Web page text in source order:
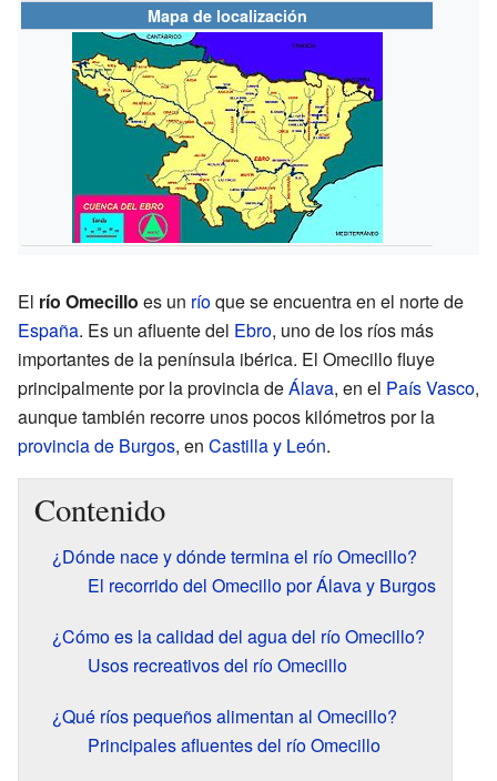
Mapa de localización
El río Omecillo es un ríoque se encuentra en el norte de
España. Es un afluente del Ebro, uno de los ríos más
importantes de la península ibérica. El Omecillo fluye
principalmente por la provincia deÁlava, en el País Vasco,
aunque también recorre unos pocos kilómetros por la
provincia de Burgos, en Castilla y León.
Contenido
¿Dónde nace y dónde termina el río Omecillo?
El recorrido del Omecillo por Álava y Burgos
¿Cómo es la calidad del agua del río Omecillo?
Usos recreativos del río Omecillo
¿Qué ríos pequeños alimentan al Omecillo?
Principales afluentes del río Omecillo